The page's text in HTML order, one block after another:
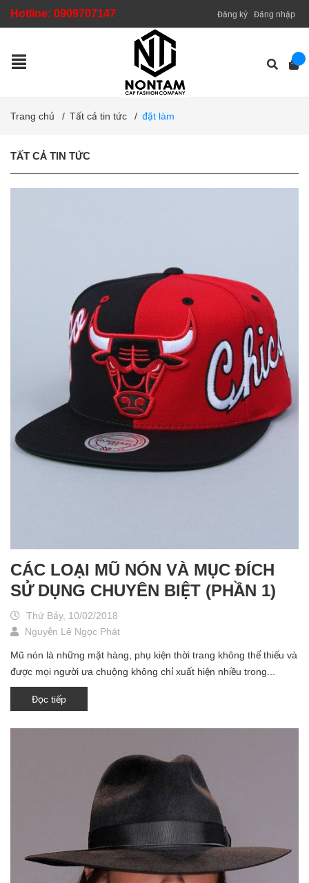
Hotline: 0909707147 Đăng ký Đăng nhập
Trang chủ / Tất cả tin tức / đặt làm
TẤT CẢ TIN TỨC
CÁC LOẠI MŨ NÓN VÀ MỤC ĐÍCH
SỬ DỤNG CHUYÊN BIỆT (PHẦN 1)
Thứ Bảy, 10/02/2018
Nguyễn Lê Ngọc Phát
Mũ nón là những mặt hàng, phụ kiện thời trang không thể thiếu và
được mọi người ưa chuộng không chỉ xuất hiện nhiều trong...
Đọc tiếp